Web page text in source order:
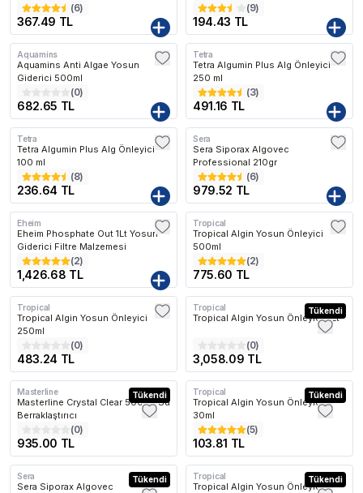
(6)
367.49 TL
(9)
194.43 TL
Aquamins
Aquamins Anti Algae Yosun
Giderici 500ml
(0)
682.65 TL
Tetra
Tetra Algumin Plus Alg Önleyici
250 ml
(3)
491.16 TL
Tetra
Tetra Algumin Plus Alg Önleyici
100 ml
(8)
236.64 TL
Kargo Bedava
Sera
Sera Siporax Algovec
Professional 210gr
(6)
979.52 TL
Kargo Bedava
Eheim
Eheim Phosphate Out 1Lt Yosun
Giderici Filtre Malzemesi
(2)
1,426.68 TL
Tropical
Tropical Algin Yosun Önleyici
500ml
(2)
775.60 TL
Tropical
Tropical Algin Yosun Önleyici
250ml
(0)
483.24 TL
Kargo Bedava Tükendi
Tropical
Tropical Algin Yosun Önleyici 2Lt
(0)
3,058.09 TL
Kargo Bedava Tükendi
Masterline
Masterline Crystal Clear 500 ml Su
Berraklaştırıcı
(0)
935.00 TL
Tükendi
Tropical
Tropical Algin Yosun Önleyici
30ml
(5)
103.81 TL
Tükendi
Sera
Sera Siporax Algovec
Tükendi
Tropical
Tropical Algin Yosun Önleyici